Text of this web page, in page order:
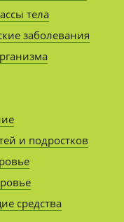
тела
заболевания
и подростков
средства